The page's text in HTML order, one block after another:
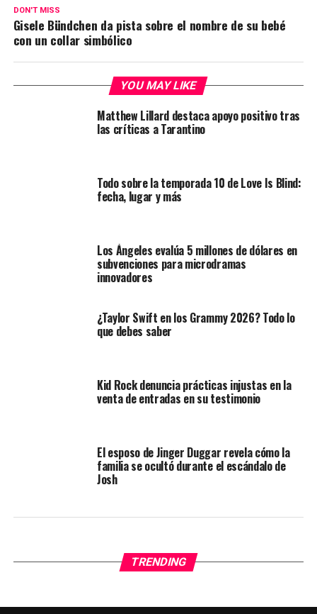
DON'T MISS
Gisele Bündchen da pista sobre el nombre de su bebé
con un collar simbólico
YOU MAY LIKE
Matthew Lillard destaca apoyo positivo tras
las críticas a Tarantino
Todo sobre la temporada 10 de Love Is Blind:
fecha, lugar y más
Los Ángeles evalúa 5 millones de dólares en
subvenciones para microdramas
innovadores
¿Taylor Swift en los Grammy 2026? Todo lo
que debes saber
Kid Rock denuncia prácticas injustas en la
venta de entradas en su testimonio
El esposo de Jinger Duggar revela cómo la
familia se ocultó durante el escándalo de
Josh
TRENDING